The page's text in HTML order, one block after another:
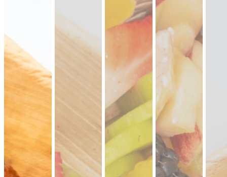
VORSCHLAG ANSEHEN
vegan vegetarisch Fleisch
Allergene hervorheben